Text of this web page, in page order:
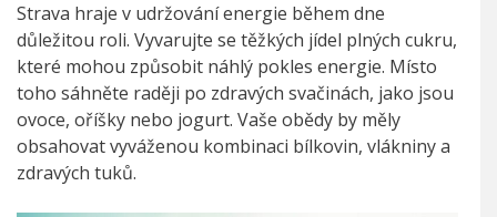
Strava hraje v udržování energie během dne
důležitou roli. Vyvarujte se těžkých jídel plných cukru,
které mohou způsobit náhlý pokles energie. Místo
toho sáhněte raději po zdravých svačinách, jako jsou
ovoce, oříšky nebo jogurt. Vaše obědy by měly
obsahovat vyváženou kombinaci bílkovin, vlákniny a
zdravých tuků.